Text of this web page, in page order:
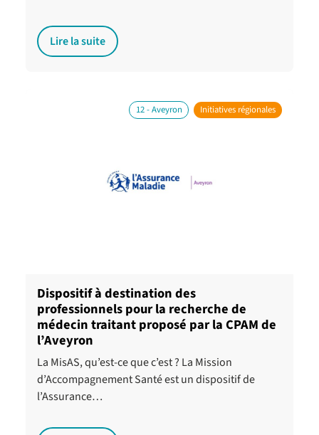
Lire la suite
12 - Aveyron Initiatives régionales
Dispositif à destination des
professionnels pour la recherche de
médecin traitant proposé par la CPAM de
l’Aveyron
La MisAS, qu’est-ce que c’est ? La Mission
d’Accompagnement Santé est un dispositif de
l’Assurance…